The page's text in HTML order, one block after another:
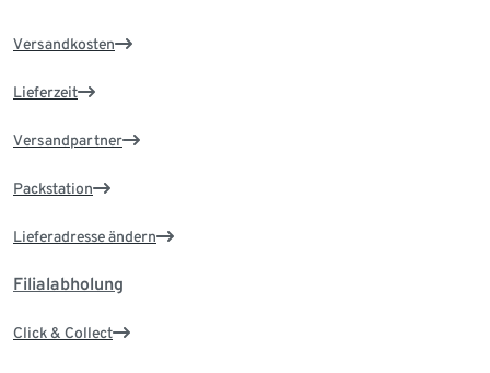
Versandkosten
Lieferzeit
Versandpartner
Packstation
Lieferadresse ändern
Filialabholung
Click & Collect